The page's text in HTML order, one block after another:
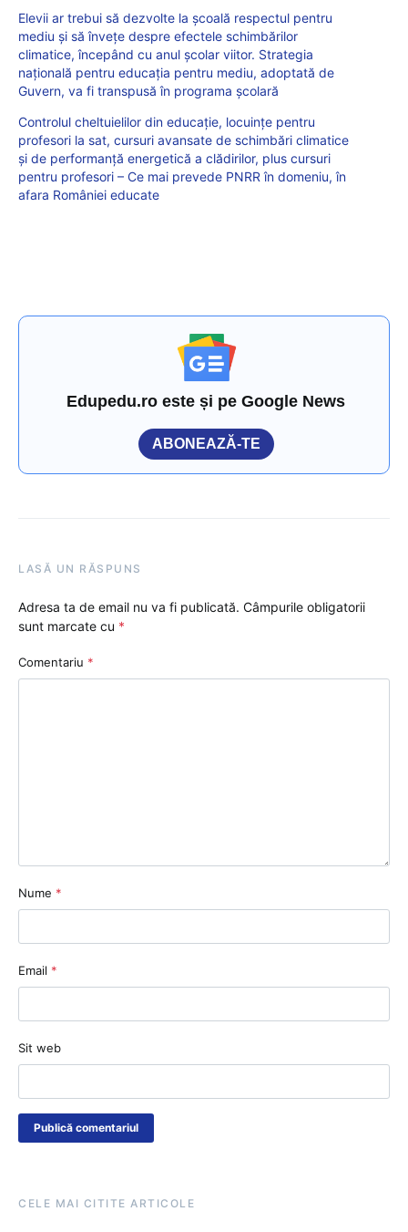
Elevii ar trebui să dezvolte la școală respectul pentru
mediu și să învețe despre efectele schimbărilor
climatice, începând cu anul școlar viitor. Strategia
națională pentru educația pentru mediu, adoptată de
Guvern, va fi transpusă în programa școlară
Controlul cheltuielilor din educație, locuințe pentru
profesori la sat, cursuri avansate de schimbări climatice
și de performanță energetică a clădirilor, plus cursuri
pentru profesori – Ce mai prevede PNRR în domeniu, în
afara României educate
Edupedu.ro este și pe Google News
ABONEAZĂ-TE
LASĂ UN RĂSPUNS
Adresa ta de email nu va fi publicată. Câmpurile obligatorii
sunt marcate cu *
Comentariu *
Nume *
Email *
Sit web
CELE MAI CITITE ARTICOLE